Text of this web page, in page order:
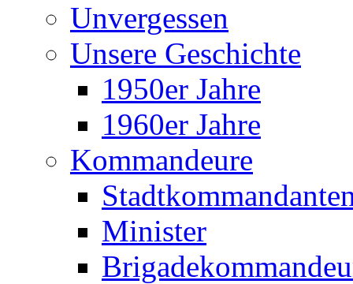
Unvergessen
Unsere Geschichte
1950er Jahre
1960er Jahre
Kommandeure
Minister